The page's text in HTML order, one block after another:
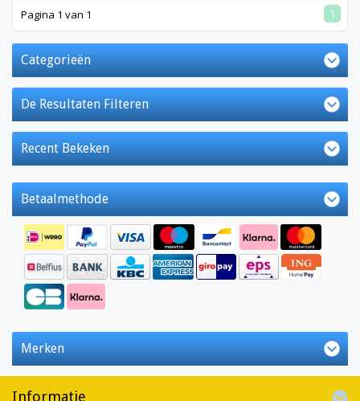
Pagina 1 van 1 1
Categorieën
De Resultaten Filteren
Recent Bekeken
Betaalmethode
Merken
Informatie